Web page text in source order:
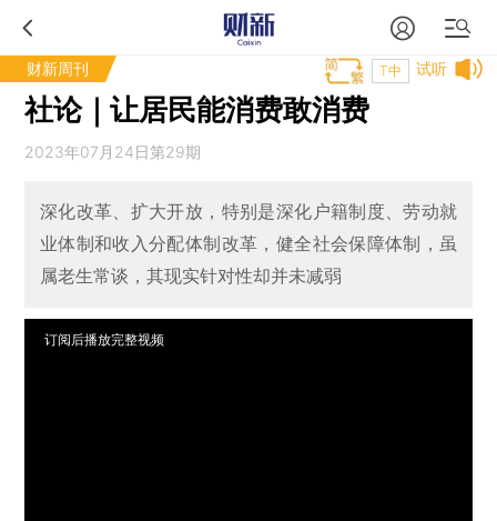
财新周刊 试听
T中
社论｜让居民能消费敢消费
2023年07月24日第29期
深化改革、扩大开放，特别是深化户籍制度、劳动就
业体制和收入分配体制改革，健全社会保障体制，虽
属老生常谈，其现实针对性却并未减弱
订阅后播放完整视频